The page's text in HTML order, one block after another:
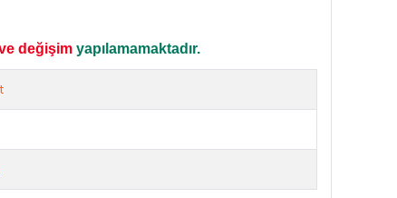
değişim yapılamamaktadır.